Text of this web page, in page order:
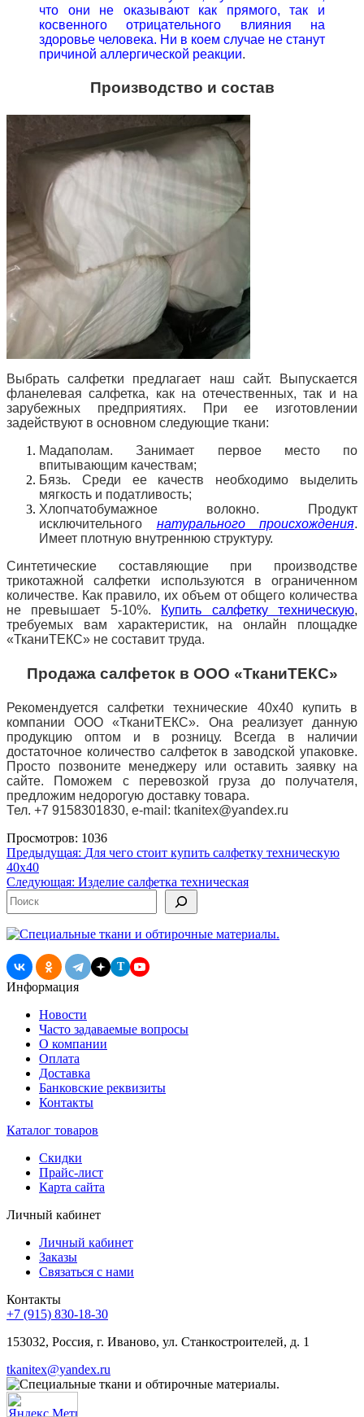
что они не оказывают как прямого, так и
косвенного отрицательного влияния на
здоровье человека. Ни в коем случае не станут
причиной аллергической реакции.
Производство и состав
Выбрать салфетки предлагает наш сайт. Выпускается
фланелевая салфетка, как на отечественных, так и на
зарубежных предприятиях. При ее изготовлении
задействуют в основном следующие ткани:
Мадаполам. Занимает первое место по
впитывающим качествам;
Бязь. Среди ее качеств необходимо выделить
мягкость и податливость;
Хлопчатобумажное волокно. Продукт
исключительного натурального происхождения.
Имеет плотную внутреннюю структуру.
Синтетические составляющие при производстве
трикотажной салфетки используются в ограниченном
количестве. Как правило, их объем от общего количества
не превышает 5-10%.
Купить салфетку техническую,
требуемых вам характеристик, на онлайн площадке
«ТканиТЕКС» не составит труда.
Продажа салфеток в ООО «ТканиТЕКС»
Рекомендуется салфетки технические 40х40 купить в
компании ООО «ТканиТЕКС». Она реализует данную
продукцию оптом и в розницу. Всегда в наличии
достаточное количество салфеток в заводской упаковке.
Просто позвоните менеджеру или оставить заявку на
сайте. Поможем с перевозкой груза до получателя,
предложим недорогую доставку товара.
Тел. +7 9158301830, e-mail: tkanitex@yandex.ru
Просмотров: 1036
Навигация
по
записям
Предыдущая: Для чего стоит купить салфетку техническую
40х40
Следующая: Изделие салфетка техническая
Поиск
T
Информация
Новости
Часто задаваемые вопросы
О компании
Оплата
Доставка
Банковские реквизиты
Контакты
Каталог товаров
Скидки
Прайс-лист
Карта сайта
Личный кабинет
Личный кабинет
Заказы
Связаться с нами
Контакты
+7 (915) 830-18-30
153032, Россия, г. Иваново, ул. Станкостроителей, д. 1
tkanitex@yandex.ru